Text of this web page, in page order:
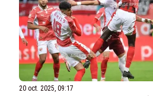
20 oct. 2025, 09:17